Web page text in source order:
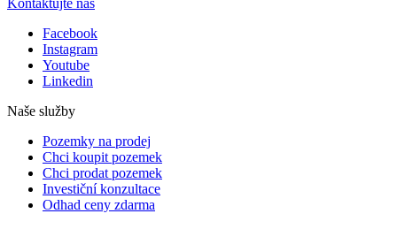
Kontaktujte nás
Facebook
Instagram
Youtube
Linkedin
Naše služby
Pozemky na prodej
Chci koupit pozemek
Chci prodat pozemek
Investiční konzultace
Odhad ceny zdarma